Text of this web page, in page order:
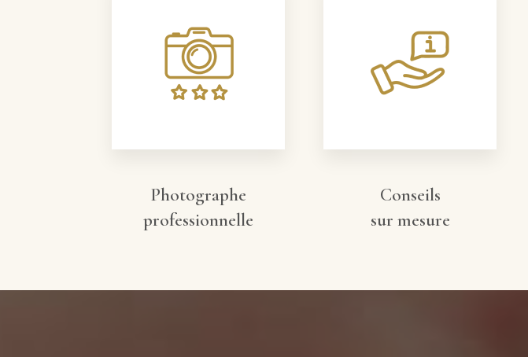
Photographe
professionnelle
Conseils
sur mesure